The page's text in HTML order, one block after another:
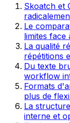
Skoatch et
Le
limites face
La qualité
répétitions
Du texte
workflow
Formats
plus de
La
interne et